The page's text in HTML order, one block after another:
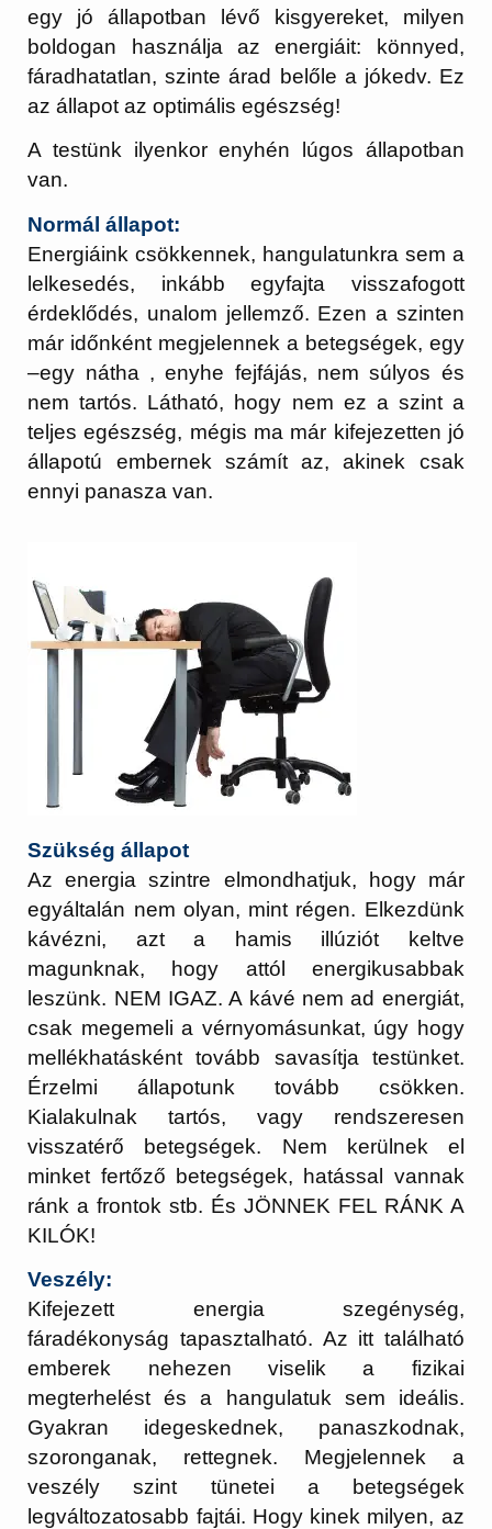
egy jó állapotban lévő kisgyereket, milyen
boldogan használja az energiáit: könnyed,
fáradhatatlan, szinte árad belőle a jókedv. Ez
az állapot az optimális egészség!
A testünk ilyenkor enyhén lúgos állapotban
van.
Normál állapot:
Energiáink csökkennek, hangulatunkra sem a
lelkesedés, inkább egyfajta visszafogott
érdeklődés, unalom jellemző. Ezen a szinten
már időnként megjelennek a betegségek, egy
–egy nátha , enyhe fejfájás, nem súlyos és
nem tartós. Látható, hogy nem ez a szint a
teljes egészség, mégis ma már kifejezetten jó
állapotú embernek számít az, akinek csak
ennyi panasza van.
Szükség állapot
Az energia szintre elmondhatjuk, hogy már
egyáltalán nem olyan, mint régen. Elkezdünk
kávézni, azt a hamis illúziót keltve
magunknak, hogy attól energikusabbak
leszünk. NEM IGAZ. A kávé nem ad energiát,
csak megemeli a vérnyomásunkat, úgy hogy
mellékhatásként tovább savasítja testünket.
Érzelmi állapotunk tovább csökken.
Kialakulnak tartós, vagy rendszeresen
visszatérő betegségek. Nem kerülnek el
minket fertőző betegségek, hatással vannak
ránk a frontok stb. És JÖNNEK FEL RÁNK A
KILÓK!
Veszély:
Kifejezett energia szegénység,
fáradékonyság tapasztalható. Az itt található
emberek nehezen viselik a fizikai
megterhelést és a hangulatuk sem ideális.
Gyakran idegeskednek, panaszkodnak,
szoronganak, rettegnek. Megjelennek a
veszély szint tünetei a betegségek
legváltozatosabb fajtái. Hogy kinek milyen, az